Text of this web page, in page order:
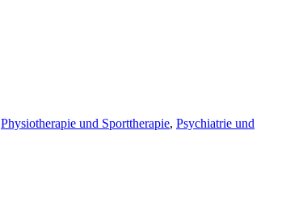
Physiotherapie und Sporttherapie, Psychiatrie und